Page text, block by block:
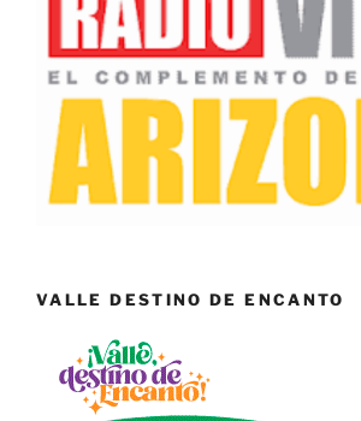
VALLE DESTINO DE ENCANTO